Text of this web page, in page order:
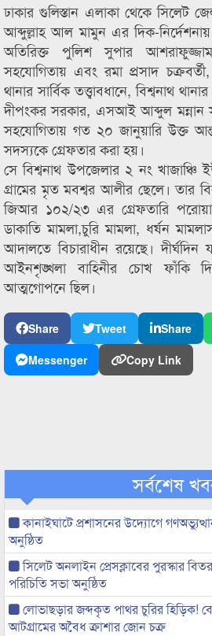
ঢাকার গুলিস্তান এলাকা থেকে সিলেট
আব্দুল্লাহ আল মামুন এর দিক-
অতিরিক্ত পুলিশ সুপার
সহযোগিতায় এবং রমা প্রসাদ
থানার সার্বিক তত্ত্বাবধানে, বিশ্বনাথ
দীপংকর সরকার, এসআই আব্দুল মন্নান
সহযোগিতায় গত ২০ জানুয়ারি উক্ত
সদস্যকে গ্রেফতার করা হয়।
সে বিশ্বনাথ উপজেলার ২ নং খাজাঞ্চি
গ্রামের মৃত মবশ্বর আলীর ছেলে। তার
জিআর ১০২/২৩ এর গ্রেফতারি
ডাকাতি মামলা,চুরি মামলা, ধর্ষন
আদালতে বিচারাধীন রয়েছে।
আইনশৃঙ্খলা বাহিনীর চোখ ফাঁকি
আত্মগোপনে ছিল।
Share Tweet Share
Messenger
Copy Link
সর্বশেষ
কানাইঘাটে প্রশাসনের উদ্যোগে
অনুষ্ঠিত
সিলেট অনলাইন প্রেসক্লাবের পুরস্কার
পরিচিতি সভা অনুষ্ঠিত
লোভাছড়ার জব্দকৃত পাথর চুরির হিড়িক!
আটগ্রামের অবৈধ ক্রাশার জোন চক্র